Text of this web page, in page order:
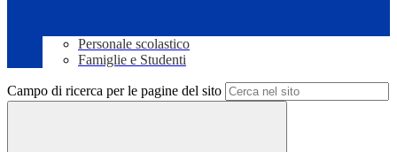
Personale scolastico
Famiglie e Studenti
Campo di ricerca per le pagine del sito